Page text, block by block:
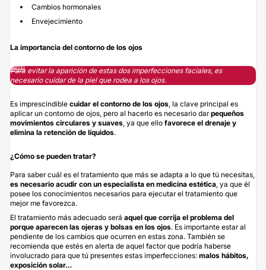
Cambios hormonales
Envejecimiento
La importancia del contorno de los ojos
Para evitar la aparición de estas dos imperfecciones faciales, es
necesario cuidar de la piel que rodea a los ojos.
Es imprescindible cuidar el contorno de los ojos , la clave principal es
aplicar un contorno de ojos, pero al hacerlo es necesario dar pequeños
movimientos circulares y suaves , ya que ello favorece el drenaje y
elimina la retención de líquidos.
¿Cómo se pueden tratar?
Para saber cuál es el tratamiento que más se adapta a lo que tú necesitas,
es necesario acudir con un especialista en medicina estética , ya que él
posee los conocimientos necesarios para ejecutar el tratamiento que
mejor me favorezca.
El tratamiento más adecuado será aquel que corrija el problema del
porque aparecen las ojeras y bolsas en los ojos. Es importante estar al
pendiente de los cambios que ocurren en estas zona. También se
recomienda que estés en alerta de aquel factor que podría haberse
involucrado para que tú presentes estas imperfecciones: malos hábitos,
exposición solar…